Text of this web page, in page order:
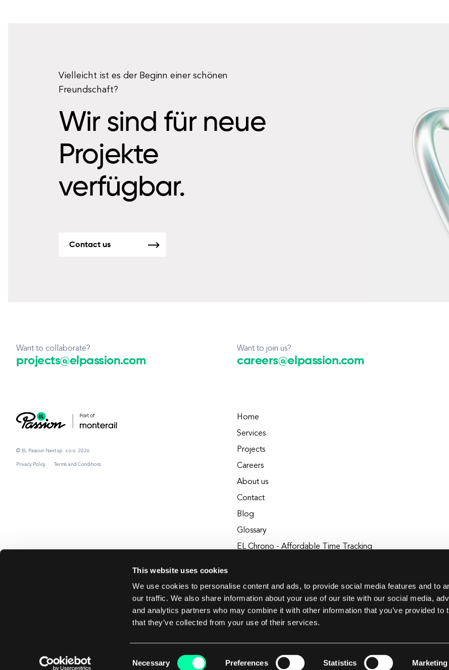
This website uses cookies
We use cookies to personalise content and ads, to provide social media features and to
our traffic. We also share information about your use of our site with our social media,
and analytics partners who may combine it with other information that you’ve provided to
that they’ve collected from your use of their services.
Necessary Preferences Statistics Marketing
Vielleicht ist es der Beginn einer schönen
Freundschaft?
Wir sind für neue
Projekte
verfügbar.
Contact us
Want to collaborate?
projects@elpassion.com
Want to join us?
careers@elpassion.com
© EL Passion Next sp. z o.o. 2026
Privacy Policy Terms and Conditions
Home
Services
Projects
Careers
About us
Contact
Blog
Glossary
EL Chrono - Affordable Time Tracking